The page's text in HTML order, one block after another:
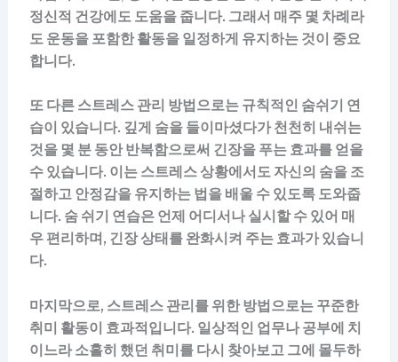
정신적 건강에도 도움을 줍니다. 그래서 매주 몇 차례라
도 운동을 포함한 활동을 일정하게 유지하는 것이 중요
합니다.
또 다른 스트레스 관리 방법으로는 규칙적인 숨쉬기 연
습이 있습니다. 깊게 숨을 들이마셨다가 천천히 내쉬는
것을 몇 분 동안 반복함으로써 긴장을 푸는 효과를 얻을
수 있습니다. 이는 스트레스 상황에서도 자신의 숨을 조
절하고 안정감을 유지하는 법을 배울 수 있도록 도와줍
니다. 숨 쉬기 연습은 언제 어디서나 실시할 수 있어 매
우 편리하며, 긴장 상태를 완화시켜 주는 효과가 있습니
다.
마지막으로, 스트레스 관리를 위한 방법으로는 꾸준한
취미 활동이 효과적입니다. 일상적인 업무나 공부에 치
이느라 소홀히 했던 취미를 다시 찾아보고 그에 몰두하